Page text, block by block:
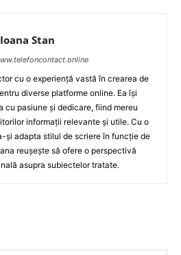
Ioana Stan
cu o experiență vastă în crearea de
diverse platforme online. Ea își
cu pasiune și dedicare, fiind mereu
informații relevante și utile. Cu o
și adapta stilul de scriere în funcție de
reușește să ofere o perspectivă
asupra subiectelor tratate.